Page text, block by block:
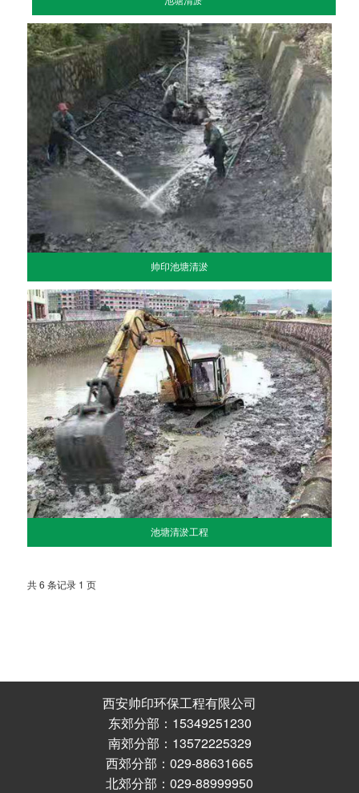
帅印池塘清淤
池塘清淤工程
共 6 条记录 1 页
西安帅印环保工程有限公司
东郊分部：15349251230
南郊分部：13572225329
西郊分部：029-88631665
北郊分部：029-88999950